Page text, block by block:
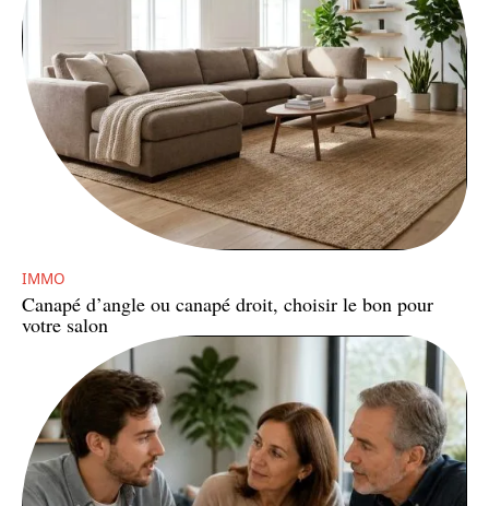
IMMO
Canapé d’angle ou canapé droit, choisir le bon pour
votre salon